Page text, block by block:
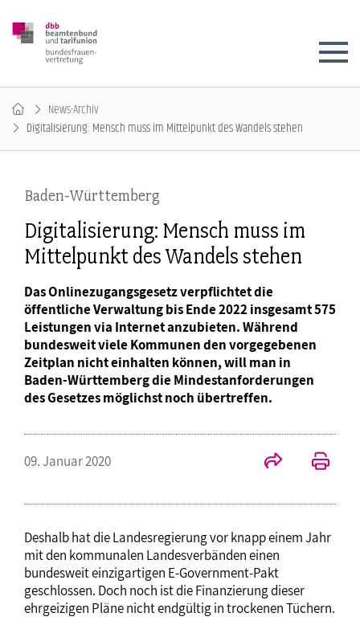
News-Archiv
Digitalisierung: Mensch muss im Mittelpunkt des Wandels stehen
Baden-Württemberg
Digitalisierung: Mensch muss im
Mittelpunkt des Wandels stehen
Das Onlinezugangsgesetz verpflichtet die
öffentliche Verwaltung bis Ende 2022 insgesamt 575
Leistungen via Internet anzubieten. Während
bundesweit viele Kommunen den vorgegebenen
Zeitplan nicht einhalten können, will man in
Baden-Württemberg die Mindestanforderungen
des Gesetzes möglichst noch übertreffen.
09. Januar 2020
Deshalb hat die Landesregierung vor knapp einem Jahr
mit den kommunalen Landesverbänden einen
bundesweit einzigartigen E-Government-Pakt
geschlossen. Doch noch ist die Finanzierung dieser
ehrgeizigen Pläne nicht endgültig in trockenen Tüchern.